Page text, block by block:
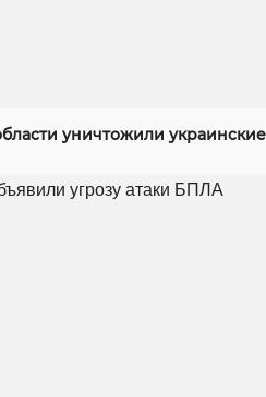
уничтожили украинские